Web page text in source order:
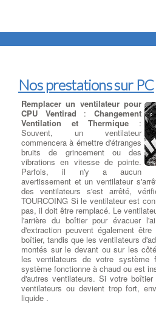
Nos prestations sur PC
Remplacer un ventilateur pour
CPU Ventirad :Changement
Ventilation et Thermique :
Souvent, un ventilateur
commencera à émettre d'étranges
bruits de grincement ou des
vibrations en vitesse de pointe.
Parfois, il n'y a aucun
avertissement et un ventilateur
des ventilateurs s'est arrêté,
TOURCOING Si le ventilateur est
pas, il doit être remplacé. Le
l'arrière du boîtier pour évacuer
d'extraction peuvent également
boîtier, tandis que les ventilateurs
montés sur le devant ou sur les
les ventilateurs de votre système
système fonctionne à chaud ou est
d'autres ventilateurs. Si votre
ventilateurs ou devient trop fort,
liquide .